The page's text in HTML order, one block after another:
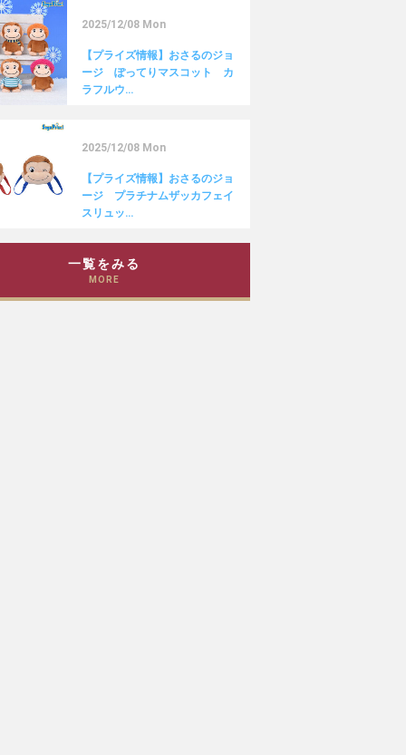
2025/12/08 Mon
【プライズ情報】おさるのジョ
ージ ぽってりマスコット カ
ラフルウ…
2025/12/08 Mon
【プライズ情報】おさるのジョ
ージ プラチナムザッカフェイ
スリュッ…
一覧をみる
MORE